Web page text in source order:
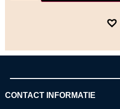
CONTACT INFORMATIE